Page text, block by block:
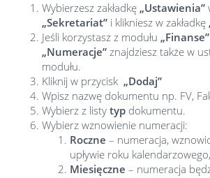
Wybierzesz zakładkę „Ustawienia”
„Sekretariat” i klikniesz w zakładkę
Jeśli korzystasz z modułu „Finanse”
„Numeracje” znajdziesz także w
modułu.
Kliknij w przycisk „Dodaj”
Wpisz nazwę dokumentu np. FV,
Wybierz z listy typ dokumentu.
Wybierz wznowienie numeracji:
Roczne – numeracja,
upływie roku kalendarzowego,
Miesięczne – numeracja